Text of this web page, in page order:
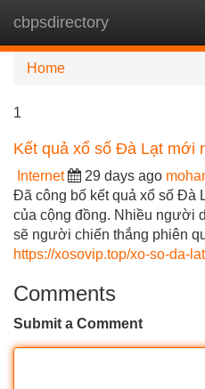
cbpsdirectory
Home
1
Kết quả xổ số Đà Lạt mới
Internet 29 days ago
Đã công bố kết quả xổ số Đà
của cộng đồng. Nhiều người
sẽ người chiến thắng phiên
https://xosovip.top/xo-so-da-lat
Comments
Submit a Comment